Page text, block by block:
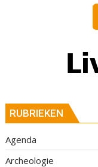
RUBRIEKEN
Agenda
Archeologie